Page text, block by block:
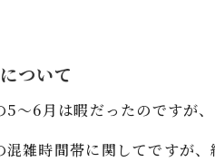
ついて
5〜6月は暇だったのですが
混雑時間帯に関してですが